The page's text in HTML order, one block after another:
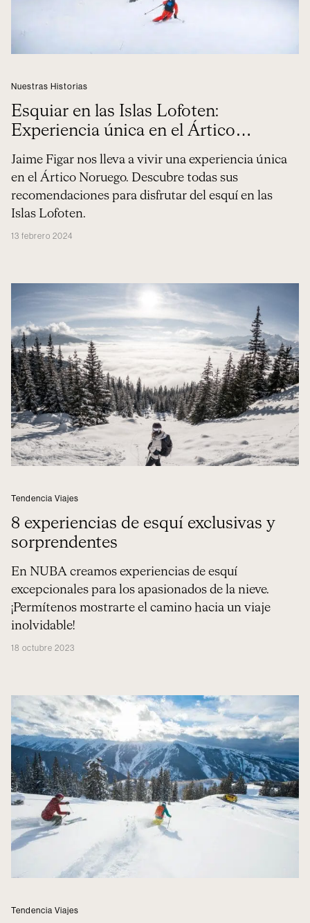
Nuestras Historias
Esquiar en las Islas Lofoten:
Experiencia única en el Ártico
Noruego
Jaime Figar nos lleva a vivir una experiencia única
en el Ártico Noruego. Descubre todas sus
recomendaciones para disfrutar del esquí en las
Islas Lofoten.
13 febrero 2024
Tendencia Viajes
8 experiencias de esquí exclusivas y
sorprendentes
En NUBA creamos experiencias de esquí
excepcionales para los apasionados de la nieve.
¡Permítenos mostrarte el camino hacia un viaje
inolvidable!
18 octubre 2023
Tendencia Viajes